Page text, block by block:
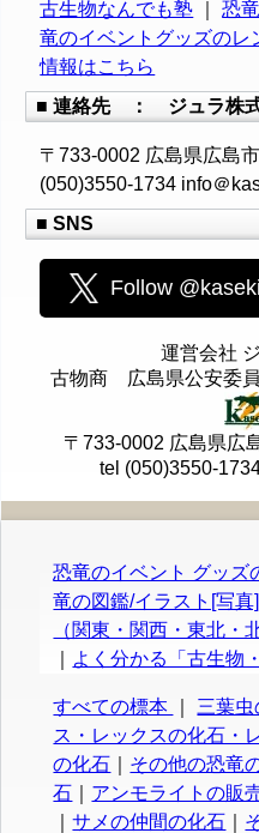
古生物なんでも塾 ｜恐
竜のイベントグッズのレ
情報はこちら
■ 連絡先 ： ジュラ株
〒733-0002 広島県広島
(050)3550-1734 info＠
■ SNS
Follow
運営会社
古物商 広島県公安委
〒733-0002 広島県広
tel (050)3550-
恐竜のイベント グッズ
竜の図鑑/イラスト[写真]
（関東・関西・東北・
よく分かる「古生物
すべての標本 三葉
ス・レックスの化石・
の化石
その他の恐竜
石
アンモライトの販
｜サメの仲間の化石